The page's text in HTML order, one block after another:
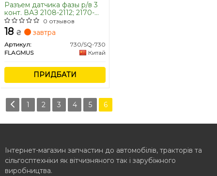
Разъем датчика фазы р/в 3
конт. ВАЗ 2108-2112; 2170-
1118; 21213-2123 FLAGMUS
0 отзывов
18 ₴ завтра
Артикул:
730/SQ-730
FLAGMUS
Китай
ПРИДБАТИ
1 2 3 4 5 6
Інтернет-магазин запчастин до автомобілів, тракторів та
сільгосптехніки як вітчизняного так і зарубіжного
виробництва.